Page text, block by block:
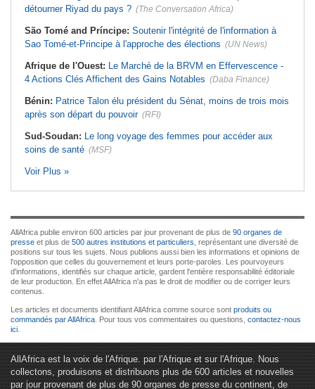
détourner Riyad du pays ? (The Conversation Africa)
São Tomé and Príncipe: Soutenir l'intégrité de l'information à
Sao Tomé-et-Principe à l'approche des élections (UN News)
Afrique de l'Ouest: Le Marché de la BRVM en Effervescence -
4 Actions Clés Affichent des Gains Notables (Daba Finance)
Bénin: Patrice Talon élu président du Sénat, moins de trois mois
après son départ du pouvoir (RFI)
Sud-Soudan: Le long voyage des femmes pour accéder aux
soins de santé (MSF)
Voir Plus »
AllAfrica publie environ 600 articles par jour provenant de plus de 90 organes de
presse et plus de 500 autres institutions et particuliers , représentant une diversité de
positions sur tous les sujets. Nous publions aussi bien les informations et opinions de
l'opposition que celles du gouvernement et leurs porte-paroles. Les pourvoyeurs
d'informations, identifiés sur chaque article, gardent l'entière responsabilité éditoriale
de leur production. En effet AllAfrica n'a pas le droit de modifier ou de corriger leurs
contenus.
Les articles et documents identifiant AllAfrica comme source sont produits ou
commandés par AllAfrica . Pour tous vos commentaires ou questions, contactez-nous
ici
AllAfrica est la voix de l'Afrique. par l'Afrique et sur l'Afrique. Nous
collectons, produisons et distribuons plus de 600 articles et nouvelles
par jour provenant de plus de 90 organes de presse du continent, de